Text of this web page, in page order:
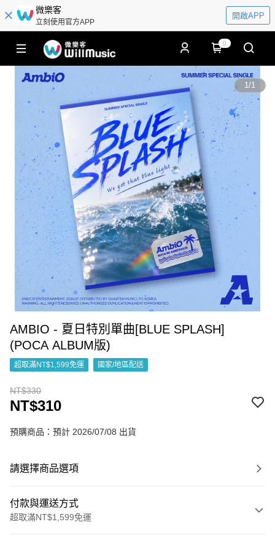
微樂客
立刻使用官方APP
開啟APP
0
1/1
AMBIO - 夏日特別單曲[BLUE SPLASH]
(POCA ALBUM版)
超取滿NT$1,599免運 國家/地區配送
NT$330
NT$310
預購商品：預計 2026/07/08 出貨
請選擇商品選項
付款與運送方式
超取滿NT$1,599免運